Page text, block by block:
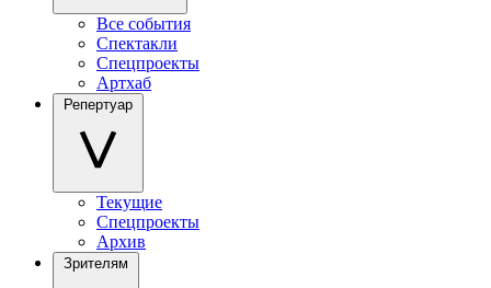
Все события
Спектакли
Спецпроекты
Артхаб
Репертуар
Текущие
Спецпроекты
Архив
Зрителям